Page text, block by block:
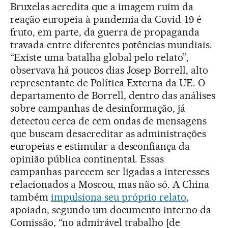
Bruxelas acredita que a imagem ruim da
reação europeia à pandemia da Covid-19 é
fruto, em parte, da guerra de propaganda
travada entre diferentes potências mundiais.
“Existe uma batalha global pelo relato”,
observava há poucos dias Josep Borrell, alto
representante de Política Externa da UE. O
departamento de Borrell, dentro das análises
sobre campanhas de desinformação, já
detectou cerca de cem ondas de mensagens
que buscam desacreditar as administrações
europeias e estimular a desconfiança da
opinião pública continental. Essas
campanhas parecem ser ligadas a interesses
relacionados a Moscou, mas não só. A China
também impulsiona seu próprio relato,
apoiado, segundo um documento interno da
Comissão, “no admirável trabalho [de